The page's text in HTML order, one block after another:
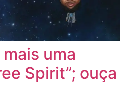
uma
Spirit”; ouça